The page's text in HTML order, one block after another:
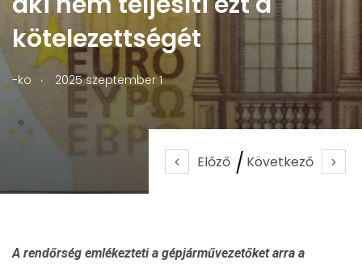
Előző Következő
kötelezettségét
-ko . 2025 szeptember 1
A rendőrség emlékezteti a gépjárművezetőket arra a